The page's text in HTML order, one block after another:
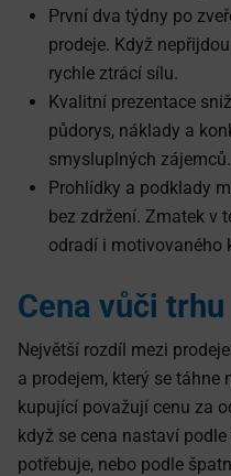
První dva týdny po
prodeje. Když
rychle ztrácí sílu.
Kvalitní prezentace
půdorys, náklady a
smysluplných zájemců.
Prohlídky a podklady
bez zdržení. Zmatek v
odradí i motivovaného
Cena vůči trhu
Největší rozdíl mezi
a prodejem, který se táhne
kupující považují cenu za
když se cena nastaví
potřebuje, nebo podle